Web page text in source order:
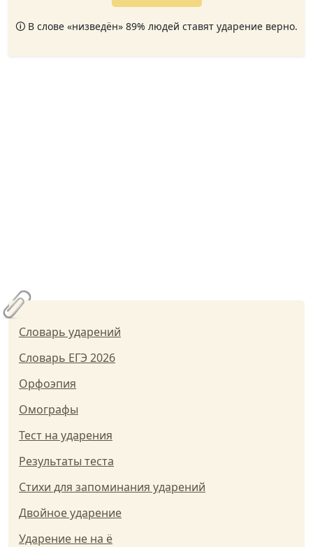
🛈 В слове «низведён» 89% людей ставят ударение верно.
Словарь ударений
Словарь ЕГЭ 2026
Орфоэпия
Омографы
Тест на ударения
Результаты теста
Стихи для запоминания ударений
Двойное ударение
Ударение не на ё